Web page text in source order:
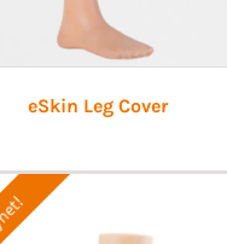
eSkin Leg Cover